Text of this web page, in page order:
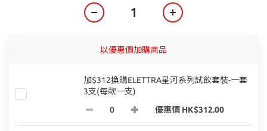
以優惠價加購商品
加$312換購ELETTRA星河系列試飲套裝-一套
3支(每款一支)
優惠價 HK$312.00